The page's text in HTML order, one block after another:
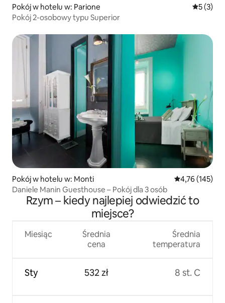
Pokój w hotelu w: Parione Średnia
5 (3)
Pokój 2-osobowy typu Superior
Pokój w hotelu w: Monti Średnia
4,76 (145)
Daniele Manin Guesthouse – Pokój dla 3 osób
Rzym – kiedy najlepiej odwiedzić to
miejsce?
Miesiąc
Sty
Średnia
cena
532 zł
Średnia
temperatura
8 st. C